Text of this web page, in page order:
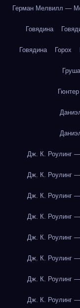
Герман Мелвилл —
Говядина
Говядина Горох
Груша
Дж. К. Роулинг —
Дж. К. Роулинг —
Дж. К. Роулинг —
Дж. К. Роулинг —
Дж. К. Роулинг —
Дж. К. Роулинг —
Дж. К. Роулинг —
Дж. К. Роулинг —